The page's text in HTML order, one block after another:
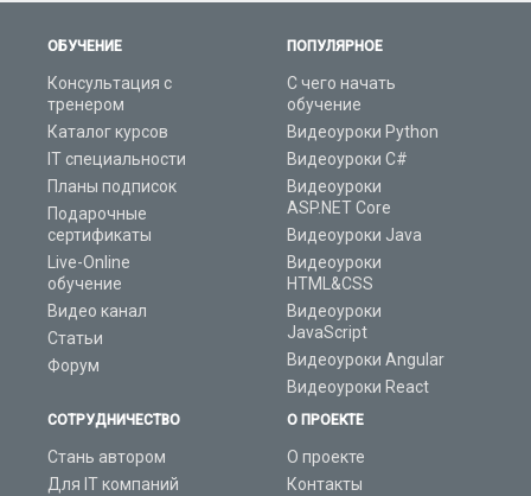
ОБУЧЕНИЕ
Консультация с
тренером
Каталог курсов
IT специальности
Планы подписок
Подарочные
сертификаты
Live-Online
обучение
Видео канал
Статьи
Форум
ПОПУЛЯРНОЕ
С чего начать
обучение
Видеоуроки Python
Видеоуроки C#
Видеоуроки
ASP.NET Core
Видеоуроки Java
Видеоуроки
HTML&CSS
Видеоуроки
JavaScript
Видеоуроки Angular
Видеоуроки React
СОТРУДНИЧЕСТВО
Стань автором
Для IT компаний
О ПРОЕКТЕ
О проекте
Контакты